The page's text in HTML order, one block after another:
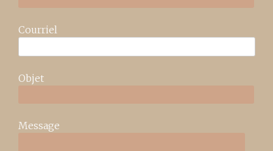
Courriel
Objet
Message